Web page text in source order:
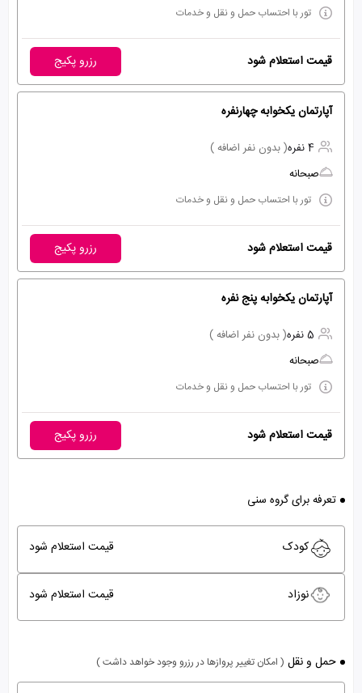
تور با احتساب حمل و نقل و خدمات
قیمت استعلام شود رزرو پکیج
آپارتمان یکخوابه چهارنفره
4 نفره
( بدون نفر اضافه )
صبحانه
تور با احتساب حمل و نقل و خدمات
قیمت استعلام شود رزرو پکیج
آپارتمان یکخوابه پنج نفره
5 نفره
( بدون نفر اضافه )
صبحانه
تور با احتساب حمل و نقل و خدمات
قیمت استعلام شود رزرو پکیج
تعرفه برای گروه سنی
کودک قیمت استعلام شود
نوزاد قیمت استعلام شود
حمل و نقل ( امکان تغییر پروازها در رزرو وجود خواهد داشت )